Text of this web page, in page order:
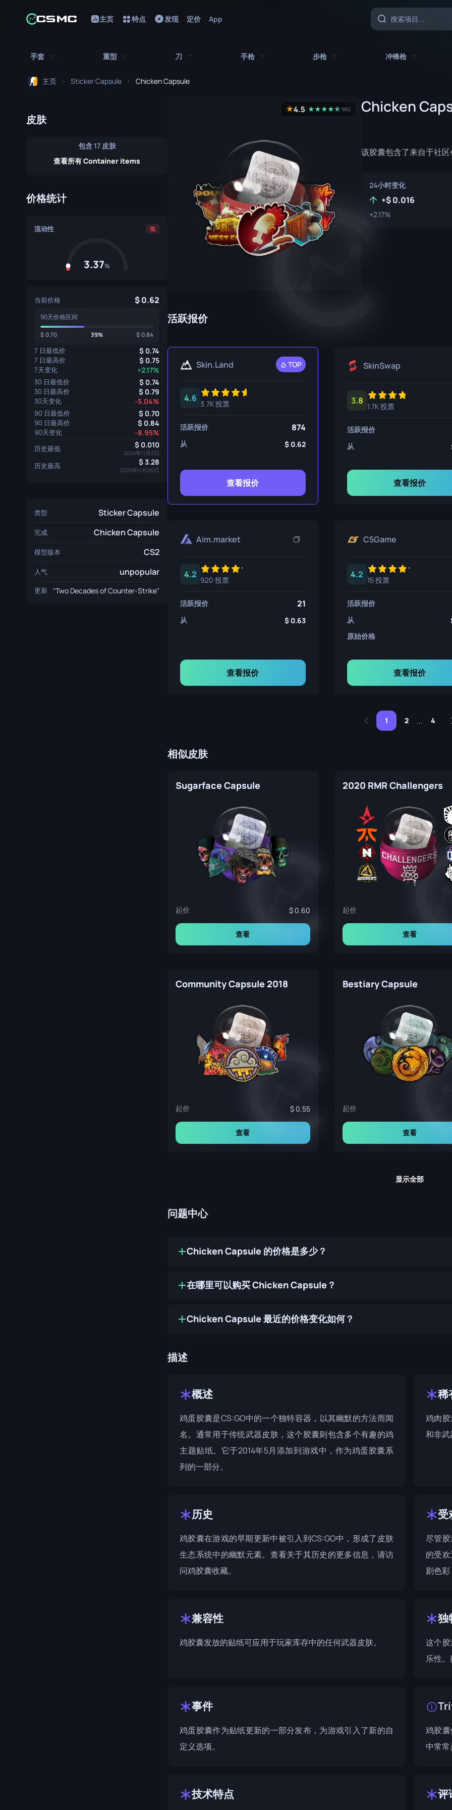
主页 特点 发现 定价 App
手套
九头蛇手套
重型 刀
弯刀
翻转刀
屠宰刀
M9 刺刀
影子匕首
熊刀
手枪
CZ75 自动
双持贝瑞塔
Five-SeveN
Glock-18
P2000
P250
R8 左轮手枪
步枪
AK-47
G3SG1
加利尔 AR
冲锋枪
MAC-10
MP7
P90
主页 Sticker Capsule Chicken Capsule
皮肤
包含 17 皮肤
查看所有 Container items
价格统计
流动性 低
3.37%
当前价格 0.62
90天价格区间
0.70 39% 0.84
7 日最低价 0.74
7 日最高价 0.75
7天变化 +2.17%
30 日最低价 0.74
30 日最高价 0.79
30天变化 -5.04%
90 日最低价 0.70
90 日最高价 0.84
90天变化 -8.95%
历史最低 0.010
2024年11月3日
历史最高 3.28
2025年11月26日
类型 Sticker Capsule
完成 Chicken Capsule
模型版本 CS2
人气 unpopular
更新 "Two Decades of Counter-Strike"
★4.5 ★★★★★
☆982 Chicken
该胶囊包含了来自于社
24小时变化
+ 0.016
+2.17%
活跃报价
Skin.Land TOP
4.6
3.7K 投票
活跃报价 874
从 0.62
查看报价
SkinSwap
3.8
1.7K 投票
活跃报价
从
查看报价
Aim.market
4.2
920 投票
活跃报价 21
从 0.63
查看报价
C5Game
4.2
15 投票
活跃报价
从
原始价格
查看报价
1 2 ... 4
相似皮肤
Sugarface Capsule
起价 0.60
查看
2020 RMR Challengers
起价
查看
Community Capsule 2018
起价 0.55
查看
Bestiary Capsule
起价
查看
显示全部
问题中心
Chicken Capsule 的价格是多少？
在哪里可以购买 Chicken Capsule？
Chicken Capsule 最近的价格变化如何？
描述
概述
鸡蛋胶囊是CS:GO中的一个独特容器，以其幽默的方法而闻
名。通常用于传统武器皮肤，这个胶囊则包含多个有趣的鸡
主题贴纸。它于2014年5月添加到游戏中，作为鸡蛋胶囊系
列的一部分。
稀
鸡肉
和非
历史
鸡胶囊在游戏的早期更新中被引入到CS:GO中，形成了皮肤
生态系统中的幽默元素。查看关于其历史的更多信息，请访
问鸡胶囊收藏。
受
尽管
的受
剧色
兼容性
鸡胶囊发放的贴纸可应用于玩家库存中的任何武器皮肤。
独
这个
乐性
事件
鸡蛋胶囊作为贴纸更新的一部分发布，为游戏引入了新的自
定义选项。
鸡胶
中常
技术特点 评